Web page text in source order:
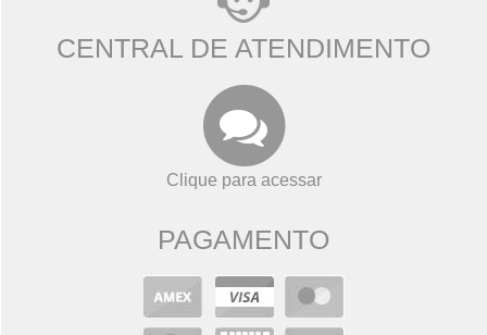
CENTRAL DE ATENDIMENTO
Clique para acessar
PAGAMENTO